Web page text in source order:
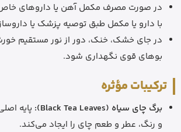
در صورت مصرف مکمل آهن یا داروهای
با دارو یا مکمل طبق توصیه پزشک یا
در جای خشک، خنک، دور از نور مستقیم
بوهای قوی نگهداری شود.
ترکیبات مؤثره
برگ چای سیاه (Black Tea Leaves):
پایه
و رنگ، عطر و طعم چای را ایجاد می‌کند.